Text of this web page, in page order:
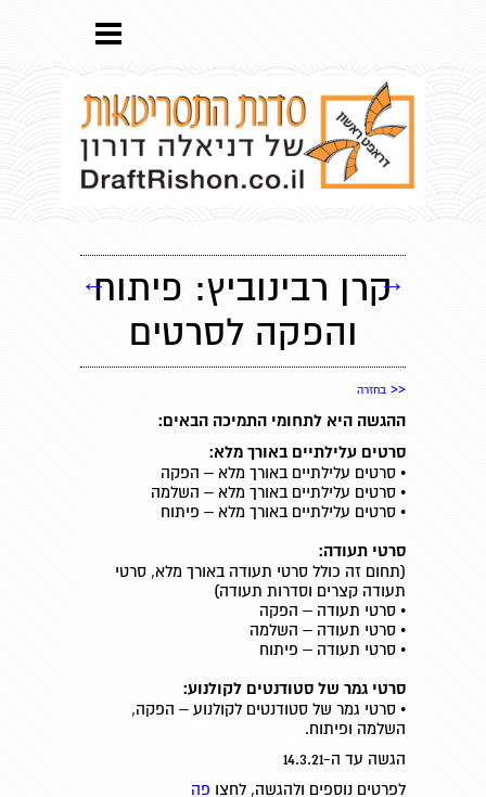
קרן רבינוביץ: פיתוח
והפקה לסרטים
← →
<< בחזרה
ההגשה היא לתחומי התמיכה הבאים:
סרטים עלילתיים באורך מלא:
• סרטים עלילתיים באורך מלא – הפקה
• סרטים עלילתיים באורך מלא – השלמה
• סרטים עלילתיים באורך מלא – פיתוח
סרטי תעודה:
(תחום זה כולל סרטי תעודה באורך מלא, סרטי
תעודה קצרים וסדרות תעודה)
• סרטי תעודה – הפקה
• סרטי תעודה – השלמה
• סרטי תעודה – פיתוח
סרטי גמר של סטודנטים לקולנוע:
• סרטי גמר של סטודנטים לקולנוע – הפקה,
השלמה ופיתוח.
הגשה עד ה-14.3.21
לפרטים נוספים ולהגשה, לחצו פה